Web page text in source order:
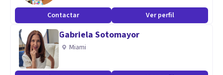
modificación de conductas.
Atiendo niños, adolescentes y adultos.
También terapia de pareja.
Especialidad
Contactar Ver perfil
Gabriela Sotomayor
Miami